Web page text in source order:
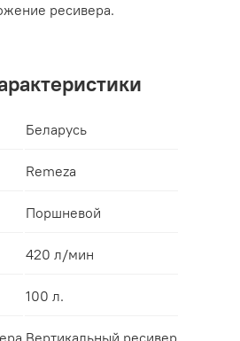
ресивера.
Беларусь
Remeza
Поршневой
420 л/мин
100 л.
Вертикальный ресивер